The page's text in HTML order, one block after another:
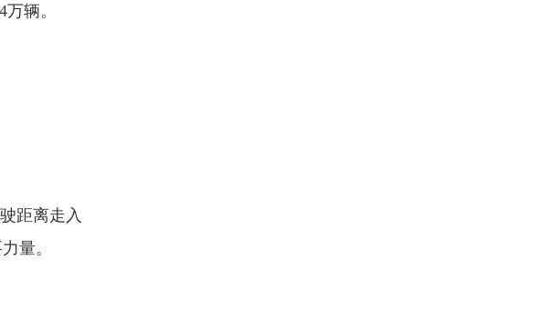
辆。
距离走入
量。